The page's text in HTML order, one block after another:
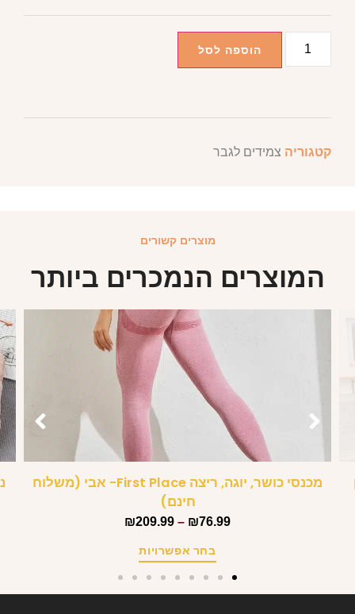
הוספה לסל
קטגוריה צמידים לגבר
מוצרים קשורים
המוצרים הנמכרים ביותר
מכנסי כושר, יוגה, ריצה First Place- אבי (משלוח
חינם)
₪76.99
–
₪209.99
בחר אפשרויות